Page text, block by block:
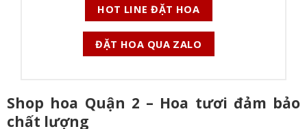
HOT LINE ĐẶT HOA
ĐẶT HOA QUA ZALO
Shop hoa Quận 2 – Hoa tươi đảm bảo
chất lượng